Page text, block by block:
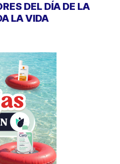
DEL DÍA DE LA
LA VIDA